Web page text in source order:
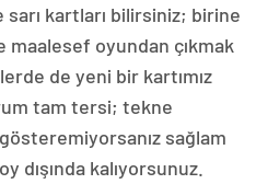
sarı kartları bilirsiniz; birine
maalesef oyundan çıkmak
de yeni bir kartımız
tam tersi; tekne
sağlam
dışında kalıyorsunuz.